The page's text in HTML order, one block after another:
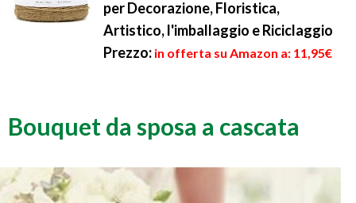
per Decorazione, Floristica,
Artistico, l'imballaggio e Riciclaggio
Prezzo: in offerta su Amazon a: 11,95€
Bouquet da sposa a cascata